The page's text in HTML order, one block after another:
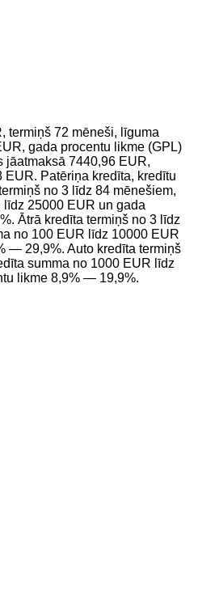
termiņš 72 mēneši, līguma
gada procentu likme (GPL)
jāatmaksā 7440,96 EUR,
Patēriņa kredīta, kredītu
no 3 līdz 84 mēnešiem,
25000 EUR un gada
Ātrā kredīta termiņš no 3 līdz
no 100 EUR līdz 10000 EUR
— 29,9%. Auto kredīta termiņš
summa no 1000 EUR līdz
likme 8,9% — 19,9%.